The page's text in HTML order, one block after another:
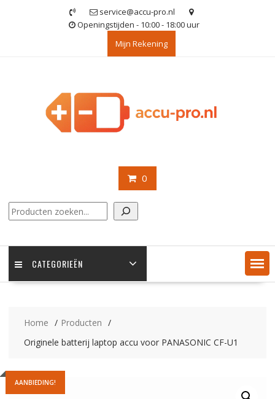
service@accu-pro.nl
Openingstijden - 10:00 - 18:00 uur
Mijn Rekening
0
Zoeken
CATEGORIEËN
Home
Producten
Originele batterij laptop accu voor PANASONIC CF-U1
AANBIEDING!